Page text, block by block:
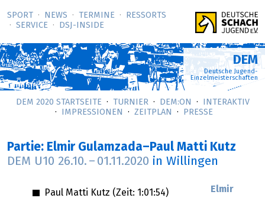
SPORT NEWS TERMINE
RESSORTS
SERVICE
DSJ-­INSIDE
DEM
Deutsche Jugend-
Einzelmeisterschaften
DEM 2020 STARTSEITE TURNIER DEM:ON
INTERAKTIV
IMPRESSIONEN
ZEITPLAN PRESSE
Partie: Elmir Gulamzada–Paul Matti Kutz
DEM U10 26.10. – 01.11.2020 in Willingen
Paul Matti Kutz (Zeit: 1:01:54) Elmir